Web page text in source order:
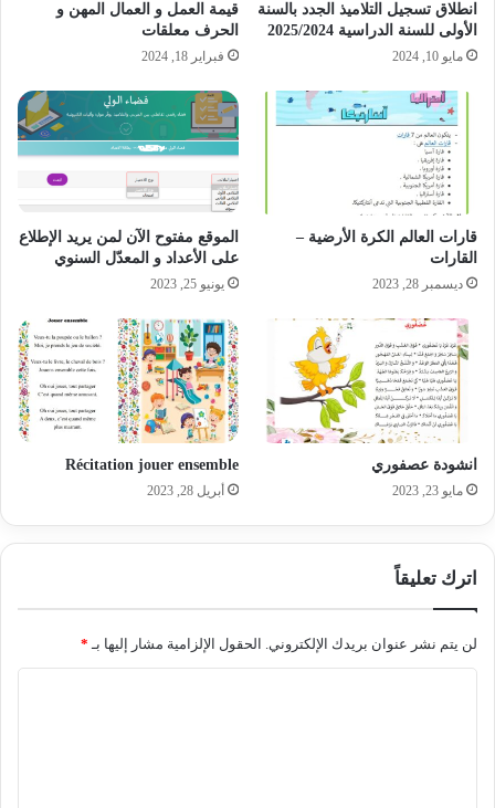
انطلاق تسجيل التلاميذ الجدد بالسنة
الأولى للسنة الدراسية 2025/2024
مايو 10, 2024
قيمة العمل و العمال المهن و
الحرف معلقات
فبراير 18, 2024
قارات العالم الكرة الأرضية –
القارات
ديسمبر 28, 2023
الموقع مفتوح الآن لمن يريد الإطلاع
على الأعداد و المعدّل السنوي
يونيو 25, 2023
انشودة عصفوري
مايو 23, 2023
Récitation jouer ensemble
أبريل 28, 2023
اترك تعليقاً
لن يتم نشر عنوان بريدك الإلكتروني. الحقول الإلزامية مشار إليها بـ *